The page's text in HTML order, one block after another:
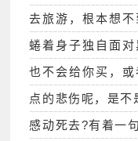
去旅游，根本想
蜷着身子独自面
也不会给你买，
点的悲伤呢，是不
感动死去?有着一